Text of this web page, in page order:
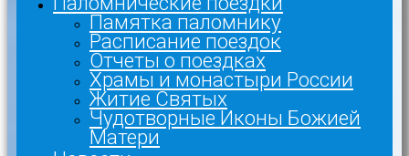
Памятка паломнику
Расписание поездок
Отчеты о поездках
Храмы и монастыри России
Житие Святых
Чудотворные Иконы Божией
Матери